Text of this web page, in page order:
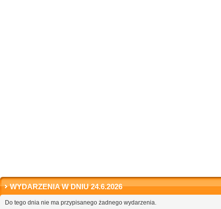
WYDARZENIA W DNIU 24.6.2026
Do tego dnia nie ma przypisanego żadnego wydarzenia.